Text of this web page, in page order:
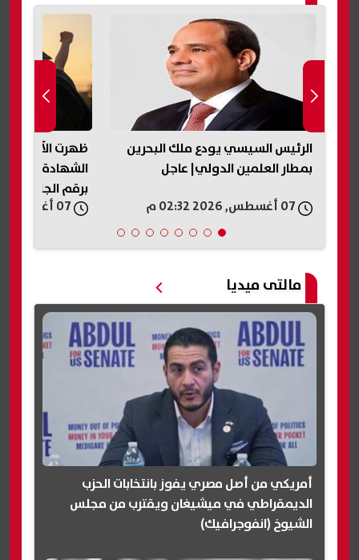
ظهرت الآن بالاسم فقط.. نتيجة
ظهرت الآن في
نتيجة الصف
الثاني 2026
مالتى ميديا
أمريكي من أصل مصري يفوز بانتخابات الحزب
الديمقراطي في ميشيغان ويقترب من مجلس
الشيوخ (انفوجرافيك)